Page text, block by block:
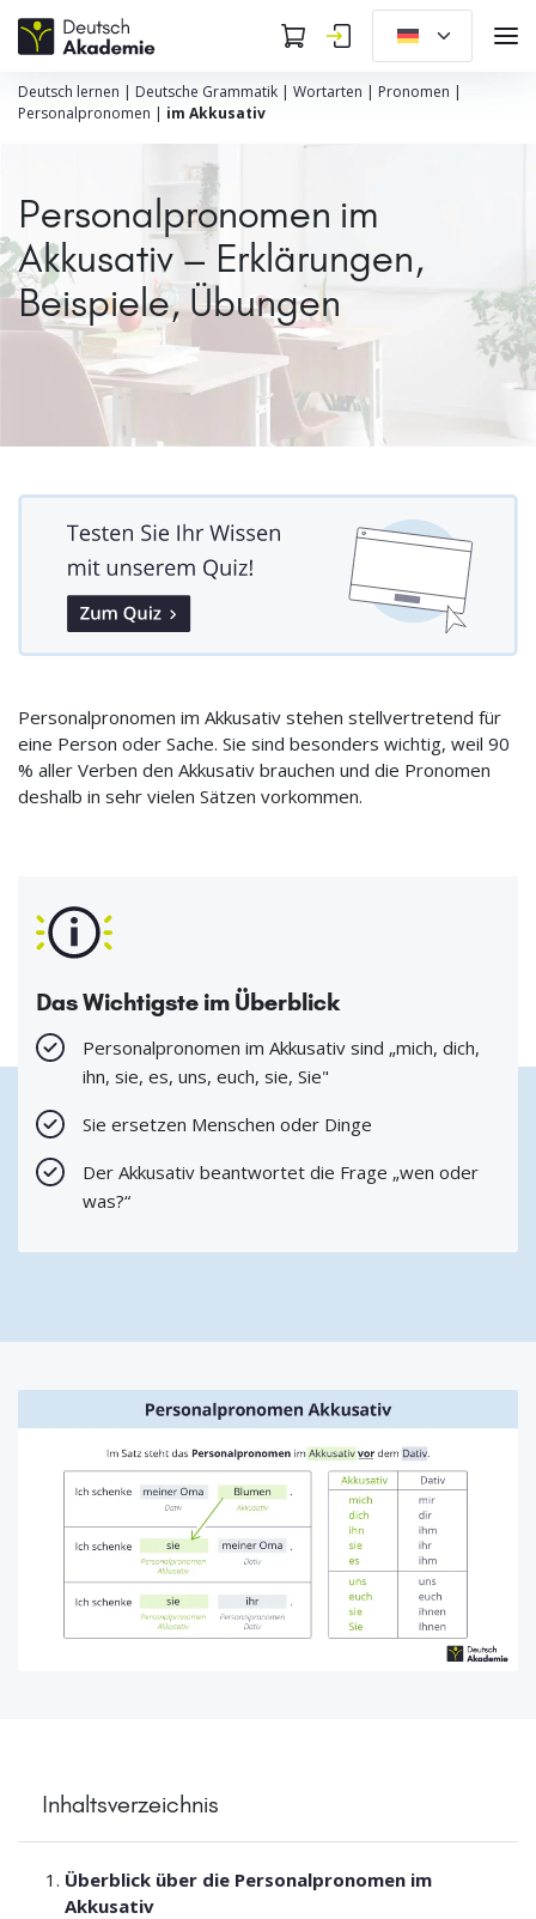
Deutsch lernen | Deutsche Grammatik | Wortarten | Pronomen |
Personalpronomen | im Akkusativ
Personalpronomen im
Akkusativ – Erklärungen,
Beispiele, Übungen
Personalpronomen im Akkusativ stehen stellvertretend für
eine Person oder Sache. Sie sind besonders wichtig, weil 90
% aller Verben den Akkusativ brauchen und die Pronomen
deshalb in sehr vielen Sätzen vorkommen.
Das Wichtigste im Überblick
Personalpronomen im Akkusativ sind „mich, dich,
ihn, sie, es, uns, euch, sie, Sie"
Sie ersetzen Menschen oder Dinge
Der Akkusativ beantwortet die Frage „wen oder
was?“
Inhaltsverzeichnis
Überblick über die Personalpronomen im
Akkusativ